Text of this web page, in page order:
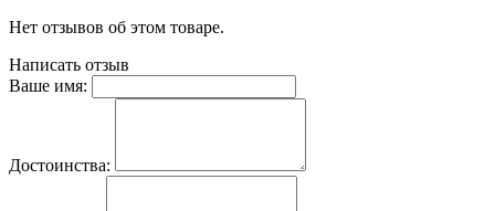
Нет отзывов об этом товаре.
Написать отзыв
Ваше имя:
Достоинства: